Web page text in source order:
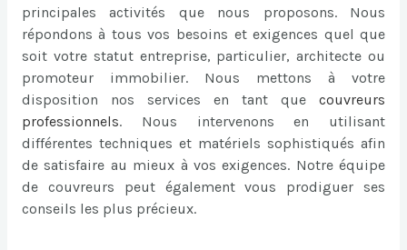
principales activités que nous proposons. Nous
répondons à tous vos besoins et exigences quel que
soit votre statut entreprise, particulier, architecte ou
promoteur immobilier. Nous mettons à votre
disposition nos services en tant que couvreurs
professionnels. Nous intervenons en utilisant
différentes techniques et matériels sophistiqués afin
de satisfaire au mieux à vos exigences. Notre équipe
de couvreurs peut également vous prodiguer ses
conseils les plus précieux.